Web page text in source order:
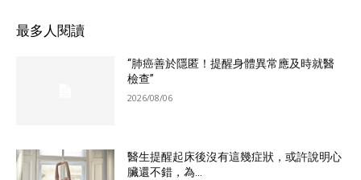
最多人閱讀
“肺癌善於隱匿！提醒身體異常應及時就醫
檢查”
2026/08/06
醫生提醒起床後沒有這幾症狀，或許說明心
臟還不錯，為...